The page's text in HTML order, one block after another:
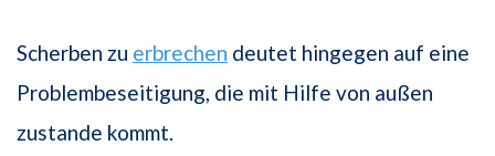
Scherben zu erbrechen deutet hingegen auf eine
Problembeseitigung, die mit Hilfe von außen
zustande kommt.